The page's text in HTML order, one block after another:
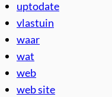
uptodate
vlastuin
waar
wat
web
web site